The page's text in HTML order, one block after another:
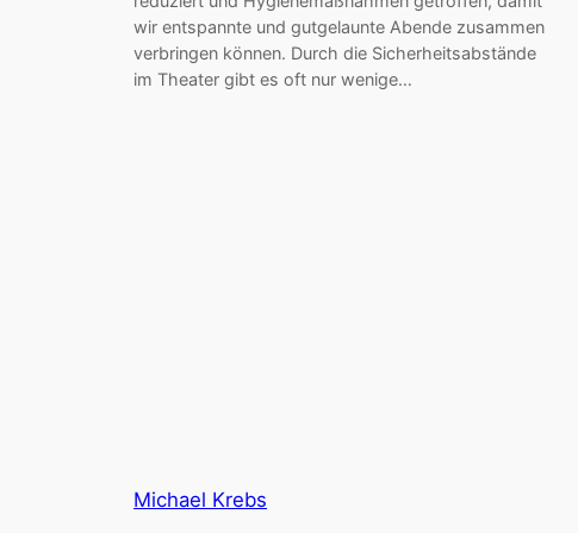
wir entspannte und gutgelaunte Abende zusammen
verbringen können. Durch die Sicherheitsabstände
im Theater gibt es oft nur wenige…
Michael Krebs